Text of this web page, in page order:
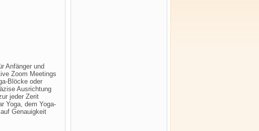
Anfänger und
Zoom Meetings
Blöcke oder
Ausrichtung
jeder Zerit
Yoga, dem Yoga-
Genauigkeit